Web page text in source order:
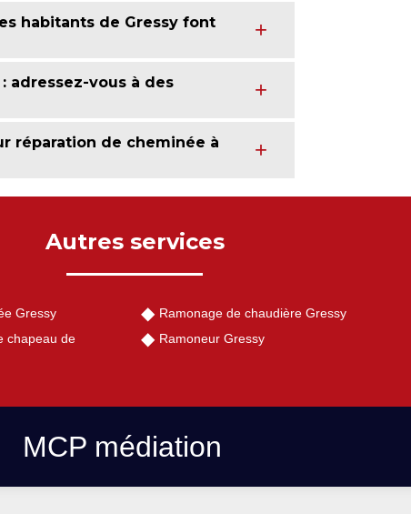
habitants de Gressy font
adressez-vous à des
réparation de cheminée à
Autres services
Gressy
chapeau de
Ramonage de chaudière Gressy
Ramoneur Gressy
MCP médiation